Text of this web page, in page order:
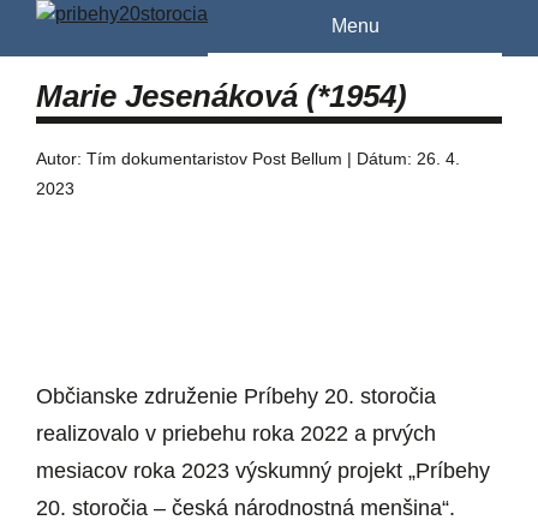
Menu
Marie Jesenáková (*1954)
Autor: Tím dokumentaristov Post Bellum | Dátum: 26. 4.
2023
Občianske združenie Príbehy 20. storočia
realizovalo v priebehu roka 2022 a prvých
mesiacov roka 2023 výskumný projekt „Príbehy
20. storočia – česká národnostná menšina“.